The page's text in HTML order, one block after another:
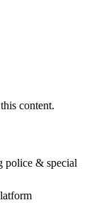
content.
police & special